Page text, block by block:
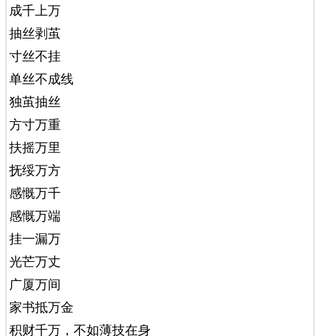
成千上万
抽丝剥茧
寸丝不挂
单丝不成线
独茧抽丝
方寸万重
扶摇万里
抚绥万方
感慨万千
感慨万端
挂一漏万
光芒万丈
广厦万间
家书抵万金
积财千万，不如薄技在身